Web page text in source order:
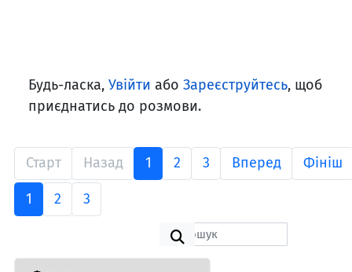
Будь-ласка, Увійти або Зареєструйтесь, щоб
приєднатись до розмови.
Старт Назад 1 2 3 Вперед Фініш
1 2 3